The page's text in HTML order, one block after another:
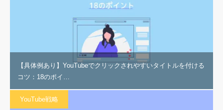
【具体例あり】YouTubeでクリックされやすいタイトルを付ける
コツ：18のポイ…
YouTube戦略